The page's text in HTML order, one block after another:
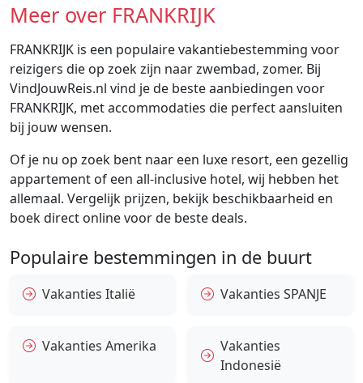
Meer over FRANKRIJK
FRANKRIJK is een populaire vakantiebestemming voor
reizigers die op zoek zijn naar zwembad, zomer. Bij
VindJouwReis.nl vind je de beste aanbiedingen voor
FRANKRIJK, met accommodaties die perfect aansluiten
bij jouw wensen.
Of je nu op zoek bent naar een luxe resort, een gezellig
appartement of een all-inclusive hotel, wij hebben het
allemaal. Vergelijk prijzen, bekijk beschikbaarheid en
boek direct online voor de beste deals.
Populaire bestemmingen in de buurt
Vakanties Italië Vakanties SPANJE
Vakanties Amerika
Vakanties
Indonesië